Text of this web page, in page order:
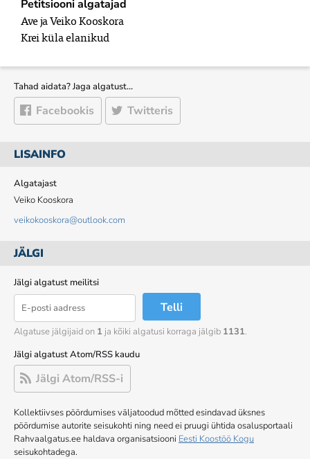
Petitsiooni algatajad
Ave ja Veiko Kooskora
Krei küla elanikud
Tahad aidata? Jaga algatust…
Facebookis Twitteris
LISAINFO
Algatajast
Veiko Kooskora
veikokooskora@outlook.com
JÄLGI
Jälgi algatust meilitsi
Telli
Algatuse jälgijaid on 1 ja kõiki algatusi korraga jälgib 1131.
Jälgi algatust Atom/RSS kaudu
Jälgi Atom/RSS-i
Kollektiivses pöördumises väljatoodud mõtted esindavad üksnes
pöördumise autorite seisukohti ning need ei pruugi ühtida osalusportaali
Rahvaalgatus.ee haldava organisatsiooni Eesti Koostöö Kogu
seisukohtadega.